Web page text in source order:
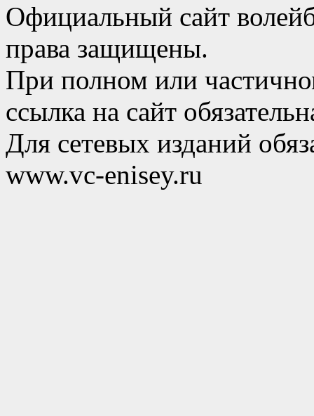
Официальный сайт
права защищены.
При полном или
ссылка на сайт
Для сетевых изданий
www.vc-enisey.ru